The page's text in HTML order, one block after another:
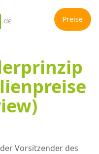
Preise
Vorsitzender des